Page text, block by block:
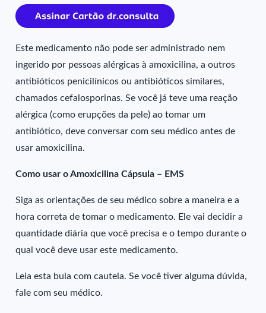
Este medicamento não pode ser administrado nem
ingerido por pessoas alérgicas à amoxicilina, a outros
antibióticos penicilínicos ou antibióticos similares,
chamados cefalosporinas. Se você já teve uma reação
alérgica (como erupções da pele) ao tomar um
antibiótico, deve conversar com seu médico antes de
usar amoxicilina.
Como usar o Amoxicilina Cápsula – EMS
Siga as orientações de seu médico sobre a maneira e a
hora correta de tomar o medicamento. Ele vai decidir a
quantidade diária que você precisa e o tempo durante o
qual você deve usar este medicamento.
Leia esta bula com cautela. Se você tiver alguma dúvida,
fale com seu médico.